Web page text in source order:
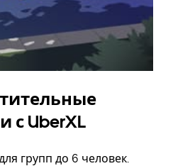
с UberXL
групп до 6 человек.